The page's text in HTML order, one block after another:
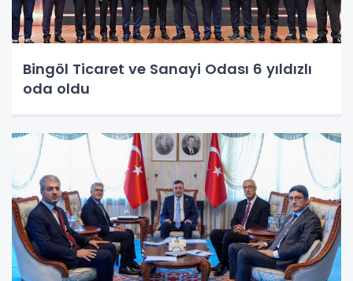
Bingöl Ticaret ve Sanayi Odası 6 yıldızlı
oda oldu